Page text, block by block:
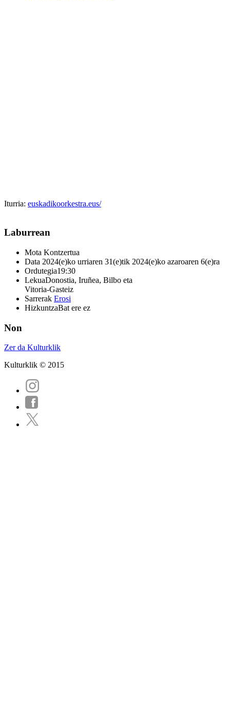
Iturria: euskadikoorkestra.eus/
Laburrean
Mota Kontzertua
Data 2024(e)ko urriaren 31(e)tik 2024(e)ko azaroaren 6(e)ra
Ordutegia19:30
LekuaDonostia, Iruñea, Bilbo eta
Vitoria-Gasteiz
Sarrerak Erosi
HizkuntzaBat ere ez
Non
Zer da Kulturklik
Kulturklik © 2015